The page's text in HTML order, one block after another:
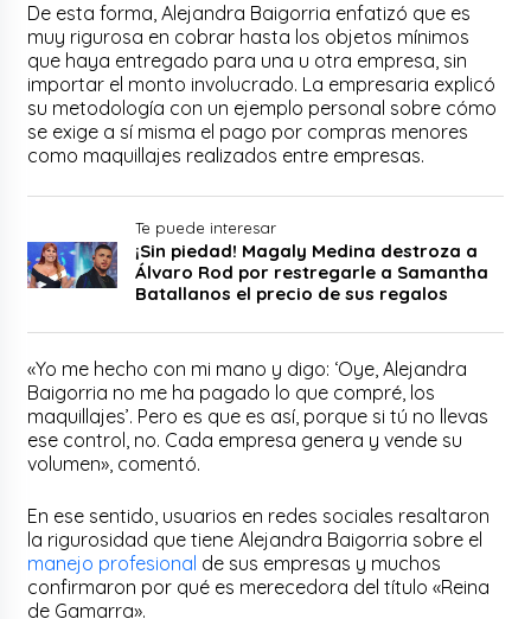
De esta forma, Alejandra Baigorria enfatizó que es
muy rigurosa en cobrar hasta los objetos mínimos
que haya entregado para una u otra empresa, sin
importar el monto involucrado. La empresaria explicó
su metodología con un ejemplo personal sobre cómo
se exige a sí misma el pago por compras menores
como maquillajes realizados entre empresas.
Te puede interesar
¡Sin piedad! Magaly Medina destroza a
Álvaro Rod por restregarle a Samantha
Batallanos el precio de sus regalos
«Yo me hecho con mi mano y digo: ‘Oye, Alejandra
Baigorria no me ha pagado lo que compré, los
maquillajes’. Pero es que es así, porque si tú no llevas
ese control, no. Cada empresa genera y vende su
volumen», comentó.
En ese sentido, usuarios en redes sociales resaltaron
la rigurosidad que tiene Alejandra Baigorria sobre el
manejo profesional de sus empresas y muchos
confirmaron por qué es merecedora del título «Reina
de Gamarra».